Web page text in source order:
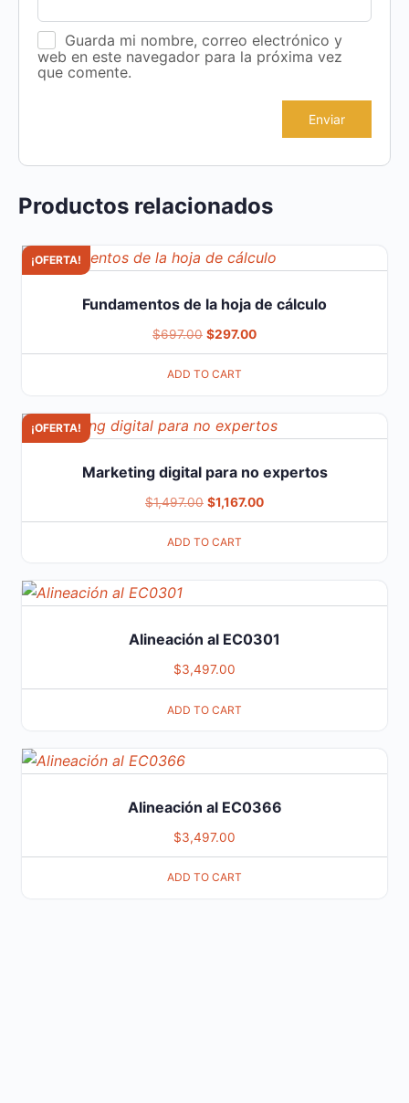
Guarda mi nombre, correo electrónico y
web en este navegador para la próxima vez
que comente.
Productos relacionados
¡OFERTA!
Fundamentos de la hoja de cálculo
$697.00 $297.00
ADD TO CART
¡OFERTA!
Marketing digital para no expertos
$1,497.00 $1,167.00
ADD TO CART
Alineación al EC0301
$3,497.00
ADD TO CART
Alineación al EC0366
$3,497.00
ADD TO CART